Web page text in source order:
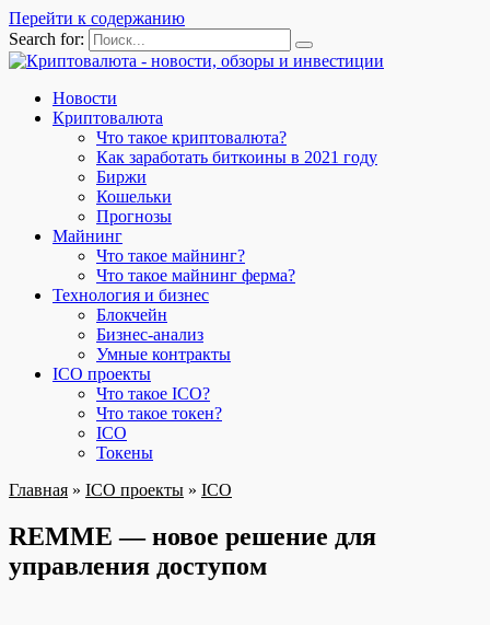
Перейти к содержанию
Search for:
Новости
Криптовалюта
Что такое криптовалюта?
Как заработать биткоины в 2021 году
Биржи
Кошельки
Прогнозы
Майнинг
Что такое майнинг?
Что такое майнинг ферма?
Технология и бизнес
Блокчейн
Бизнес-анализ
Умные контракты
ICO проекты
Что такое ICO?
Что такое токен?
ICO
Токены
Главная » ICO проекты » ICO
REMME — новое решение для
управления доступом